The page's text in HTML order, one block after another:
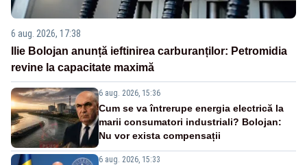
6 aug. 2026, 17:38
Ilie Bolojan anunță ieftinirea carburanților: Petromidia
revine la capacitate maximă
6 aug. 2026, 15:36
Cum se va întrerupe energia electrică la
marii consumatori industriali? Bolojan:
Nu vor exista compensații
6 aug. 2026, 15:33